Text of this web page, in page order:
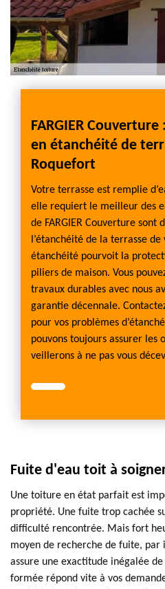
FARGIER
en étanchéité de
Roquefort
Votre terrasse est remplie
elle requiert le meilleur des
de FARGIER Couverture sont
l’étanchéité de la terrasse
étanchéité pourvoit la
piliers de maison. Vous
travaux durables avec nous
garantie décennale.
pour vos problèmes
pouvons toujours assurer les
veillerons à ne pas vous
Fuite d'eau toit à
Une toiture en état parfait est
propriété. Une fuite trop cachée
difficulté rencontrée. Mais fort
moyen de recherche de fuite, par
assure une exactitude inégalée
formée répond vite à vos